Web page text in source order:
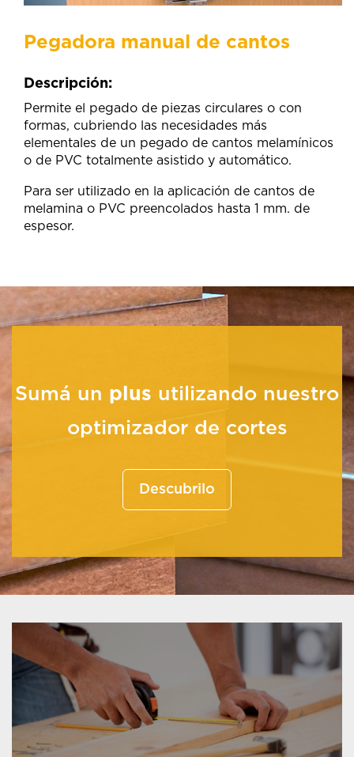
Pegadora manual de cantos
Descripción:
Permite el pegado de piezas circulares o con
formas, cubriendo las necesidades más
elementales de un pegado de cantos melamínicos
o de PVC totalmente asistido y automático.
Para ser utilizado en la aplicación de cantos de
melamina o PVC preencolados hasta 1 mm. de
espesor.
Sumá un plus utilizando nuestro
optimizador de cortes
Descubrilo